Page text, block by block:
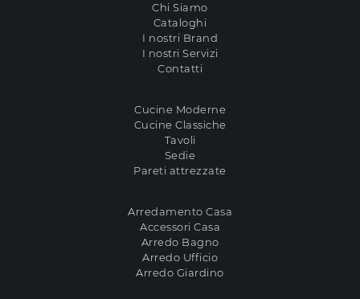
Chi Siamo
Cataloghi
I nostri Brand
I nostri Servizi
Contatti
Cucine Moderne
Cucine Classiche
Tavoli
Sedie
Pareti attrezzate
Arredamento Casa
Accessori Casa
Arredo Bagno
Arredo Ufficio
Arredo Giardino